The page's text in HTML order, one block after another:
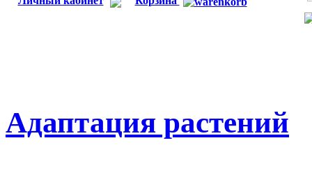
Адаптация растений